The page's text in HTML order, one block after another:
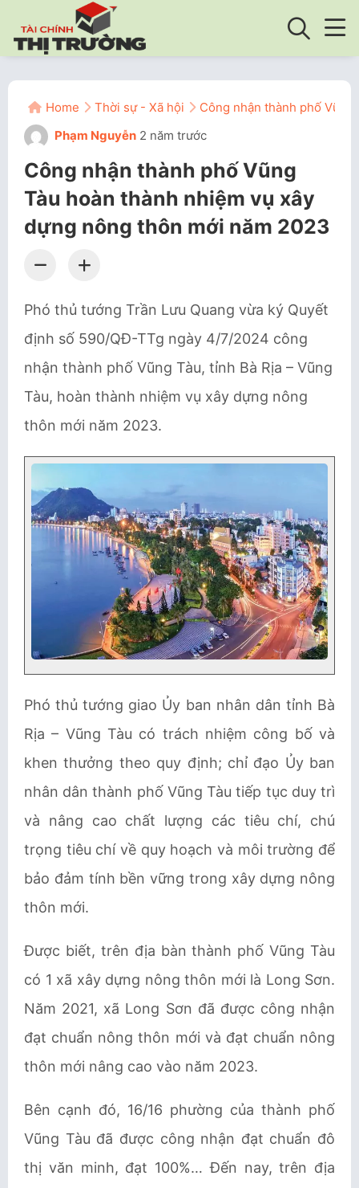
Home Thời sự - Xã hội
Công nhận thành phố
Phạm Nguyễn 2 năm trước
Công nhận thành phố Vũng
Tàu hoàn thành nhiệm vụ xây
dựng nông thôn mới năm 2023
Phó thủ tướng Trần Lưu Quang vừa ký Quyết
định số 590/QĐ-TTg ngày 4/7/2024 công
nhận thành phố Vũng Tàu, tỉnh Bà Rịa – Vũng
Tàu, hoàn thành nhiệm vụ xây dựng nông
thôn mới năm 2023.
Phó thủ tướng giao Ủy ban nhân dân tỉnh Bà
Rịa – Vũng Tàu có trách nhiệm công bố và
khen thưởng theo quy định; chỉ đạo Ủy ban
nhân dân thành phố Vũng Tàu tiếp tục duy trì
và nâng cao chất lượng các tiêu chí, chú
trọng tiêu chí về quy hoạch và môi trường để
bảo đảm tính bền vững trong xây dựng nông
thôn mới.
Được biết, trên địa bàn thành phố Vũng Tàu
có 1 xã xây dựng nông thôn mới là Long Sơn.
Năm 2021, xã Long Sơn đã được công nhận
đạt chuẩn nông thôn mới và đạt chuẩn nông
thôn mới nâng cao vào năm 2023.
Bên cạnh đó, 16/16 phường của thành phố
Vũng Tàu đã được công nhận đạt chuẩn đô
thị văn minh, đạt 100%… Đến nay, trên địa